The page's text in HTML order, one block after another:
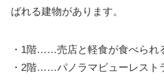
ばれる建物があります。
・1階……売店と軽食が食べられ
・2階……パノラマビューレスト